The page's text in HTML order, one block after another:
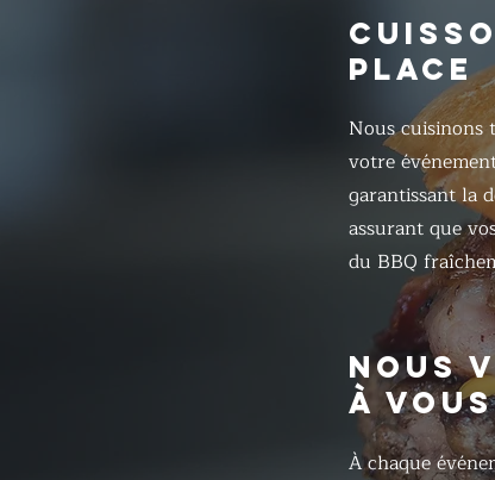
PLACE
Nous cuisinons
votre
garantissant la
assurant que
du BBQ
NOUS
À VOUS
À chaque